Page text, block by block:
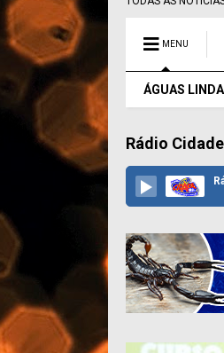
MENU
ÁGUAS
Rádio